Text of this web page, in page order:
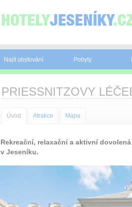
Najít ubytování Pobyty
PRIESSNITZOVY
Úvod Atrakce Mapa
Rekreační, relaxační a aktivní
v Jeseníku.